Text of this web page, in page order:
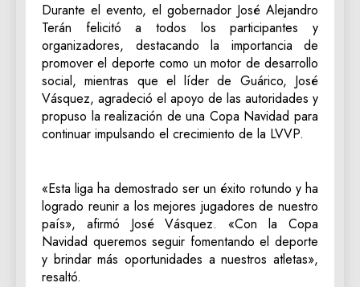
Durante el evento, el gobernador José Alejandro
Terán felicitó a todos los participantes y
organizadores, destacando la importancia de
promover el deporte como un motor de desarrollo
social, mientras que el líder de Guárico, José
Vásquez, agradeció el apoyo de las autoridades y
propuso la realización de una Copa Navidad para
continuar impulsando el crecimiento de la LVVP.
«Esta liga ha demostrado ser un éxito rotundo y ha
logrado reunir a los mejores jugadores de nuestro
país», afirmó José Vásquez. «Con la Copa
Navidad queremos seguir fomentando el deporte
y brindar más oportunidades a nuestros atletas»,
resaltó.